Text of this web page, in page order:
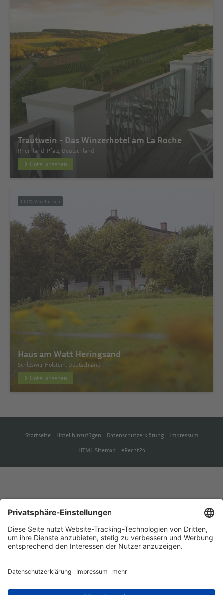
Trautwein - Das Winzerhotel am La Roche
Rheinland-Pfalz, Deutschland
Hotel ansehen
100 % Vegetarisch
Haus am Watt Heringsand
Schleswig-Holstein, Deutschland
Hotel ansehen
Startseite Hotel hinzufügen Datenschutzerklärung
Impressum
HTML Sitemap
eRecht24